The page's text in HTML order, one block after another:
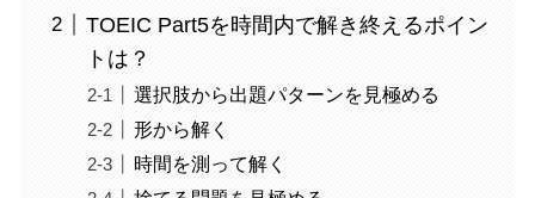
TOEIC Part5を時間内で解き終えるポイン
トは？
選択肢から出題パターンを見極める
形から解く
時間を測って解く